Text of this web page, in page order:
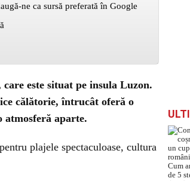
ne ca sursă preferată în Google
este situat pe insula Luzon.
călătorie, întrucât oferă o
atmosferă aparte.
plajele spectaculoase, cultura